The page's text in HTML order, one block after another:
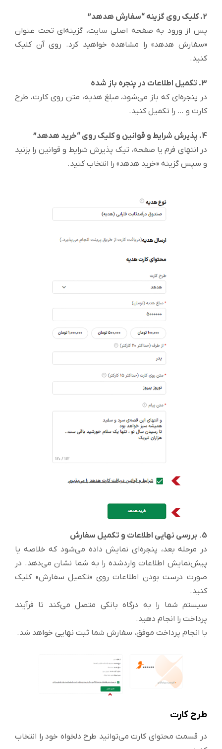
2. کلیک روی گزینه “سفارش هدهد”
پس از ورود به صفحه اصلی سایت، گزینه‌ای تحت عنوان
«سفارش هدهد» را مشاهده خواهید کرد. روی آن کلیک
کنید.
3. تکمیل اطلاعات در پنجره باز شده
در پنجره‌ای که باز می‌شود، مبلغ هدیه، متن روی کارت، طرح
کارت و … را تکمیل کنید.
4. پذیرش شرایط و قوانین و کلیک روی “خرید هدهد”
در انتهای فرم یا صفحه، تیک پذیرش شرایط و قوانین را بزنید
و سپس گزینه «خرید هدهد» را انتخاب کنید.
5
. بررسی نهایی اطلاعات و تکمیل سفارش
در مرحله بعد، پنجره‌ای نمایش داده می‌شود که خلاصه یا
پیش‌نمایش اطلاعات واردشده را به شما نشان می‌دهد. در
صورت درست بودن اطلاعات روی «تکمیل سفارش» کلیک
کنید.
سیستم شما را به درگاه بانکی متصل می‌کند تا فرآیند
پرداخت را انجام دهید.
با انجام پرداخت موفق، سفارش شما ثبت نهایی خواهد شد.
طرح کارت
در قسمت محتوای کارت می‌توانید طرح دلخواه خود را انتخاب